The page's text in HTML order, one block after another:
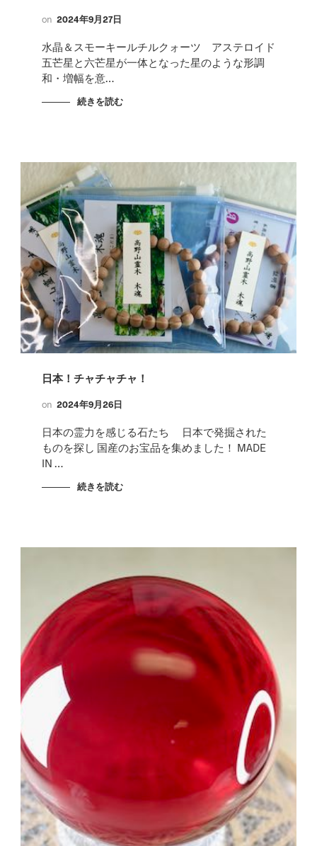
on 2024年9月27日
水晶＆スモーキールチルクォーツ アステロイド
五芒星と六芒星が一体となった星のような形調
和・増幅を意…
続きを読む
日本！チャチャチャ！
on 2024年9月26日
日本の霊力を感じる石たち 日本で発掘された
ものを探し 国産のお宝品を集めました！ MADE
IN …
続きを読む